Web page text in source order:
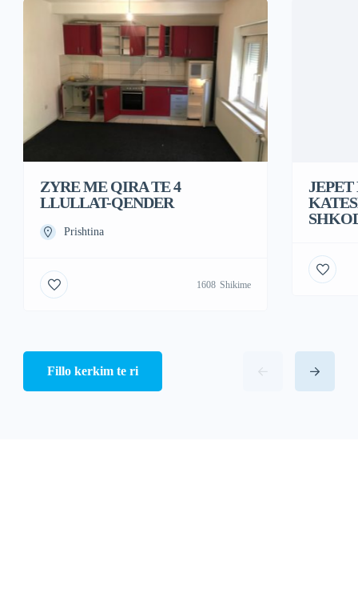
ZYRE ME QIRA TE 4
LLULLAT-QENDER
Prishtina
1608 Shikime
Fillo kerkim te ri